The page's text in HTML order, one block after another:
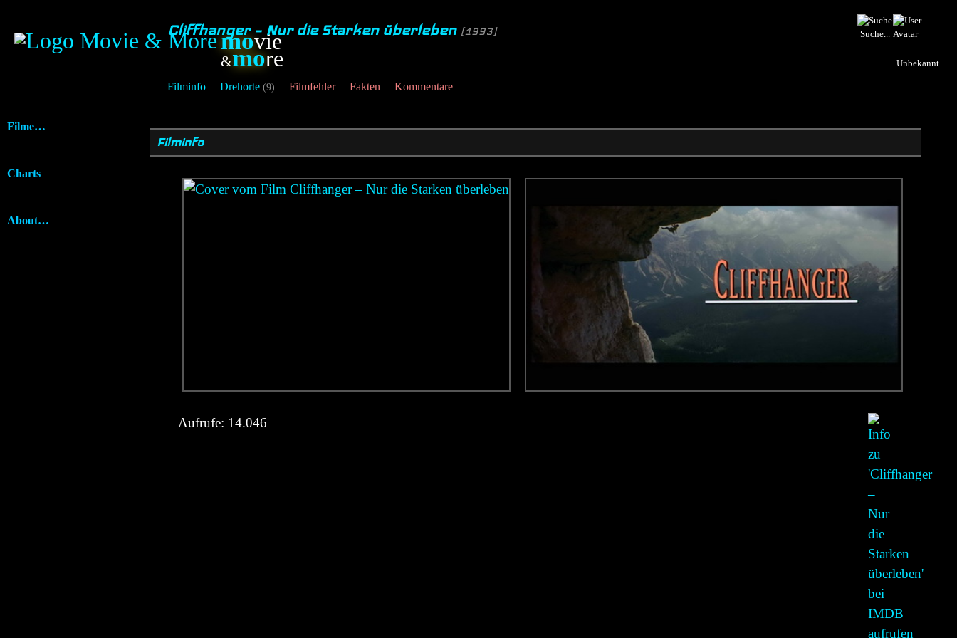
movie
&more
Suche...
Unbekannt
Cliffhanger – Nur die Starken überleben [1993]
Filminfo Drehorte (9) Filmfehler Fakten Kommentare
Filme…
Charts
About…
Filminfo
Aufrufe: 14.046